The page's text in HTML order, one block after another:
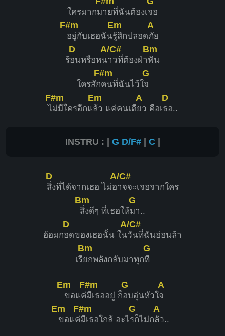
ใครมากมายที่ฉันต้องเจอ
F#m
อยู่กับเธอฉัน
Em
รู้สึกปลอด
A
ภัย
ร้
D
อนหรือหน
A/C#
าวที่ต้องฝ่า
Bm
ฟัน
ใครสัก
F#m
คนที่ฉันไว้ใ
G
จ
ไ
F#m
ม่มีใครอีกแ
Em
ล้ว แค่คนเดี
A
ยว คือเ
D
ธอ..
INSTRU : | G D/F#| C |
D
สิ่งที่ได้จากเธอ ไม่อ
A/C#
าจจะเจอจากใคร
Bm
สิ่งดีๆ ที่เธอให้
G
มา..
อ้อมก
D
อดของเธอนั้น ใน
A/C#
วันที่ฉันอ่อนล้า
เรี
Bm
ยกพลังกลับมาทุก
G
ที
Em
ขอแค่
F#m
มีเธออยู่ ก็
G
อบอุ่นหัวใ
A
จ
Em
ขอแค่
F#m
มีเธอใกล้ อะไ
G
รก็ไม่ก
A
ลัว..